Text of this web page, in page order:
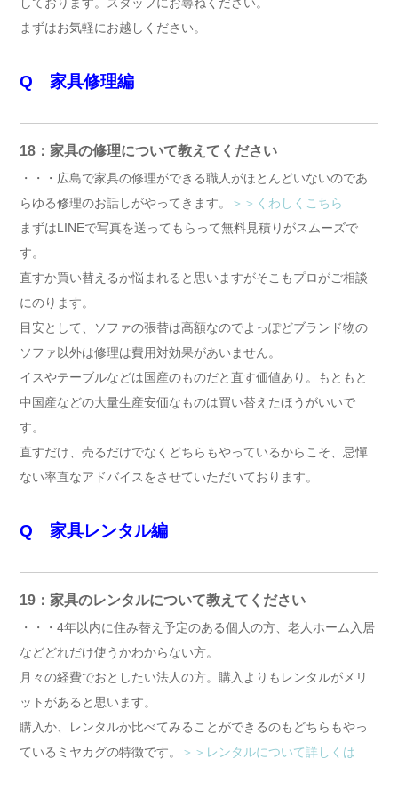
まずはお気軽にお越しください。
Q 家具修理編
18：家具の修理について教えてください
・・・広島で家具の修理ができる職人がほとんどいないのであ
らゆる修理のお話しがやってきます。
＞＞くわしくこちら
まずはLINEで写真を送ってもらって無料見積りがスムーズで
す。
直すか買い替えるか悩まれると思いますがそこもプロがご相談
にのります。
目安として、ソファの張替は高額なのでよっぽどブランド物の
ソファ以外は修理は費用対効果があいません。
イスやテーブルなどは国産のものだと直す価値あり。もともと
中国産などの大量生産安価なものは買い替えたほうがいいで
す。
直すだけ、売るだけでなくどちらもやっているからこそ、忌憚
ない率直なアドバイスをさせていただいております。
Q 家具レンタル編
19：家具のレンタルについて教えてください
・・・4年以内に住み替え予定のある個人の方、老人ホーム入居
などどれだけ使うかわからない方。
月々の経費でおとしたい法人の方。購入よりもレンタルがメリ
ットがあると思います。
購入か、レンタルか比べてみることができるのもどちらもやっ
ているミヤカグの特徴です。
＞＞レンタルについて詳しくは